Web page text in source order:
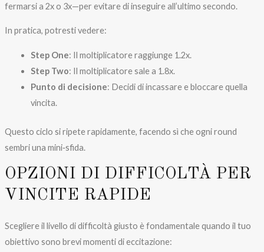
fermarsi a 2x o 3x—per evitare di inseguire all’ultimo secondo.
In pratica, potresti vedere:
Step One: Il moltiplicatore raggiunge 1.2x.
Step Two: Il moltiplicatore sale a 1.8x.
Punto di decisione: Decidi di incassare e bloccare quella
vincita.
Questo ciclo si ripete rapidamente, facendo sì che ogni round
sembri una mini‑sfida.
OPZIONI DI DIFFICOLTÀ PER
VINCITE RAPIDE
Scegliere il livello di difficoltà giusto è fondamentale quando il tuo
obiettivo sono brevi momenti di eccitazione: